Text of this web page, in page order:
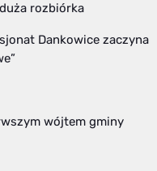
rozbiórka
Dankowice zaczyna
wójtem gminy